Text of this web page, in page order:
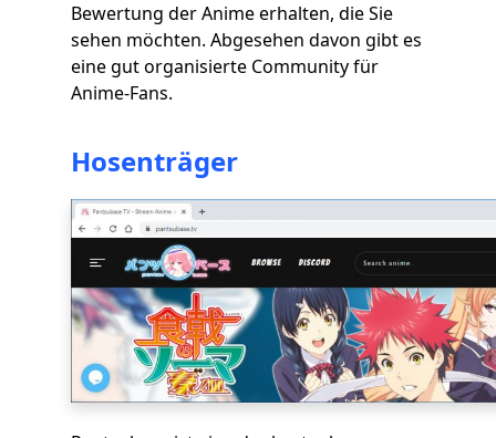
Bewertung der Anime erhalten, die Sie
sehen möchten. Abgesehen davon gibt es
eine gut organisierte Community für
Anime-Fans.
Hosenträger